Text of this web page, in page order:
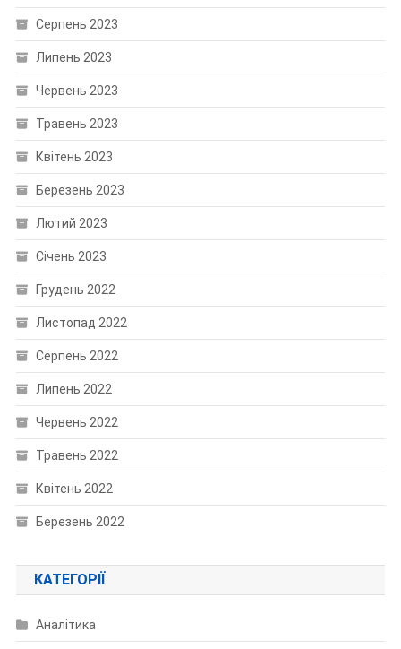
Серпень 2023
Липень 2023
Червень 2023
Травень 2023
Квітень 2023
Березень 2023
Лютий 2023
Січень 2023
Грудень 2022
Листопад 2022
Серпень 2022
Липень 2022
Червень 2022
Травень 2022
Квітень 2022
Березень 2022
КАТЕГОРІЇ
Аналітика